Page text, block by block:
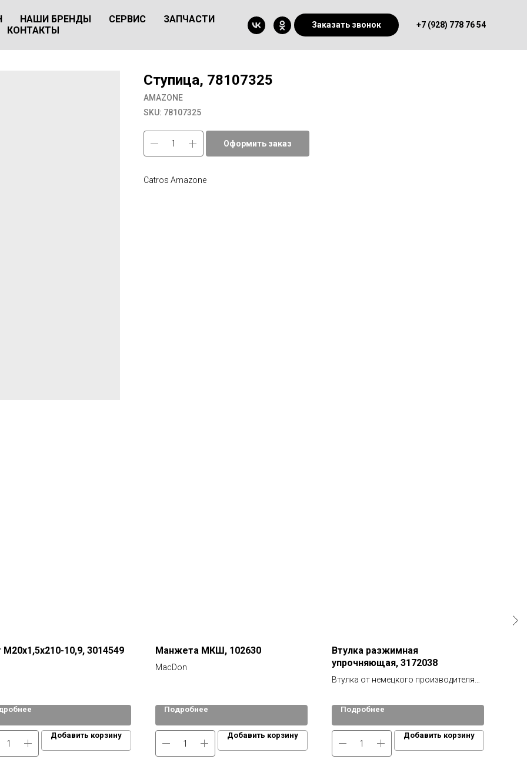
НАШИ БРЕНДЫ СЕРВИС
ЗАПЧАСТИ
КОНТАКТЫ
Заказать звонок +7 (928) 778 76 54
Ступица, 78107325
AMAZONE
SKU: 78107325
Оформить заказ
Catros Amazone
М20х1,5х210-10,9, 3014549
Добавить корзину
Манжета МКШ, 102630
MacDon
Подробнее
Добавить корзину
Втулка разжимная
упрочняющая, 3172038
Втулка от немецкого производителя
Lemken:Гигант 12
Подробнее
Добавить корзину